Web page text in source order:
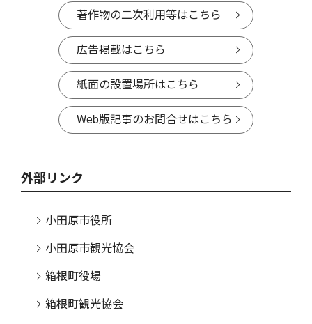
著作物の二次利用等はこちら
広告掲載はこちら
紙面の設置場所はこちら
Web版記事のお問合せはこちら
外部リンク
小田原市役所
小田原市観光協会
箱根町役場
箱根町観光協会